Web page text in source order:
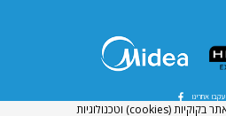
עקבו אחרינו
לידיעתך, אנו משתמשים באתר בקוקיות (cookies) וטכנולוגיות